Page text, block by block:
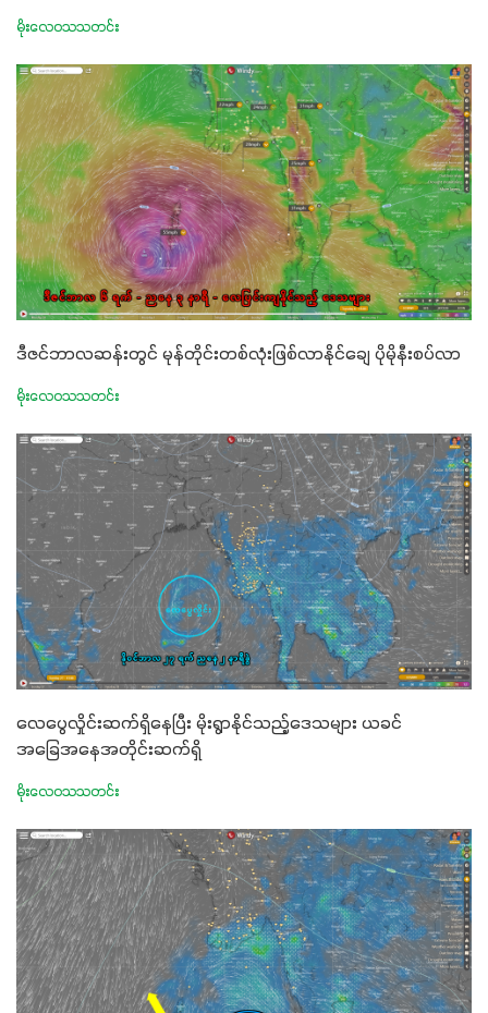
မိုးလေဝသသတင်း
ဒီဇင်ဘာလဆန်းတွင် မုန်တိုင်းတစ်လုံးဖြစ်လာနိုင်ချေ ပိုမိုနီးစပ်လာ
မိုးလေဝသသတင်း
လေပွေလှိုင်းဆက်ရှိနေပြီး မိုးရွာနိုင်သည့်ဒေသများ ယခင်
အခြေအနေအတိုင်းဆက်ရှိ
မိုးလေဝသသတင်း